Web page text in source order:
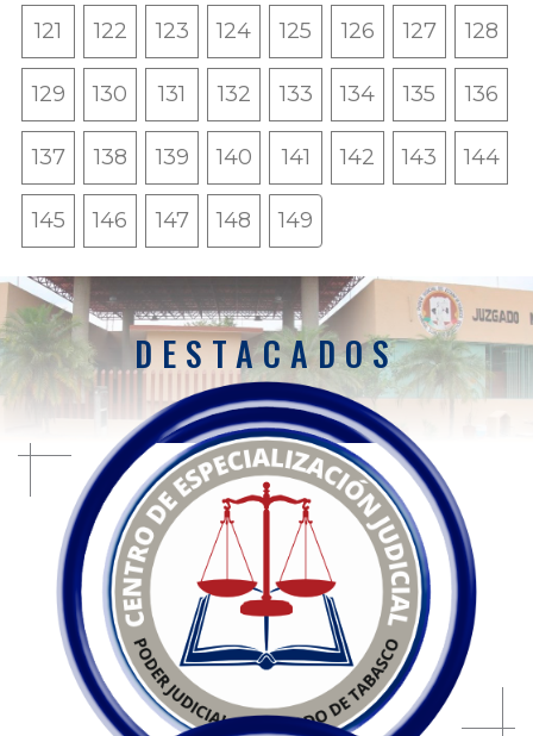
121 122 123 124 125 126 127 128
129 130 131 132 133 134 135 136
137 138 139 140 141 142 143 144
145 146 147 148 149
DESTACADOS